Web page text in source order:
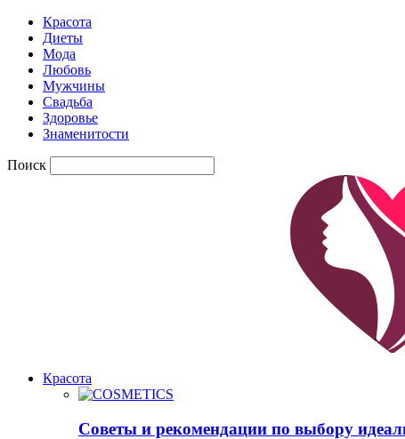
Красота
Диеты
Мода
Любовь
Мужчины
Свадьба
Здоровье
Знаменитости
Поиск
Красота
Советы и рекомендации по выбору